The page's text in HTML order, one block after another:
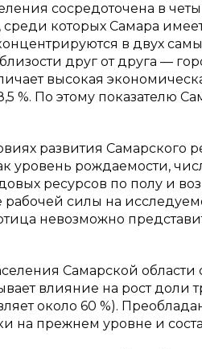
сосредоточена в
которых Самара
в двух
друг от друга —
высокая
%. По этому показателю
развития Самарского
уровень рождаемости,
ресурсов по полу и
силы на
невозможно
Самарской области
влияние на рост доли
около 60 %).
на прежнем уровне и